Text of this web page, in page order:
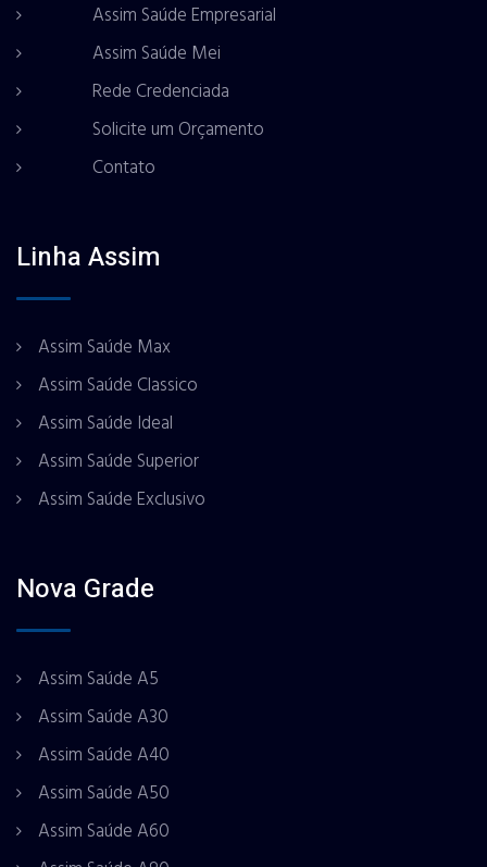
Assim Saúde Empresarial
Assim Saúde Mei
Rede Credenciada
Solicite um Orçamento
Contato
Linha Assim
Assim Saúde Max
Assim Saúde Classico
Assim Saúde Ideal
Assim Saúde Superior
Assim Saúde Exclusivo
Nova Grade
Assim Saúde A5
Assim Saúde A30
Assim Saúde A40
Assim Saúde A50
Assim Saúde A60